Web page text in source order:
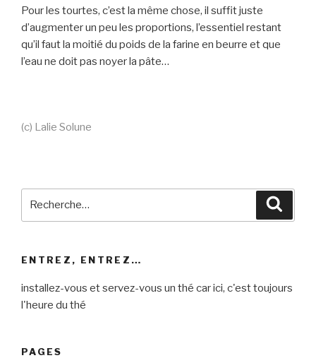
Pour les tourtes, c’est la même chose, il suffit juste
d’augmenter un peu les proportions, l’essentiel restant
qu’il faut la moitié du poids de la farine en beurre et que
l’eau ne doit pas noyer la pâte…
(c) Lalie Solune
ENTREZ, ENTREZ…
installez-vous et servez-vous un thé car ici, c'est toujours
l'heure du thé
PAGES